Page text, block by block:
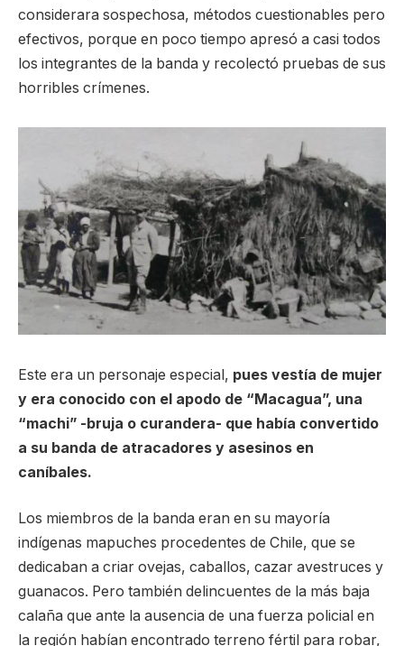
considerara sospechosa, métodos cuestionables pero
efectivos, porque en poco tiempo apresó a casi todos
los integrantes de la banda y recolectó pruebas de sus
horribles crímenes.
Este era un personaje especial, pues vestía de mujer
y era conocido con el apodo de “Macagua”, una
“machi” -bruja o curandera- que había convertido
a su banda de atracadores y asesinos en
caníbales.
Los miembros de la banda eran en su mayoría
indígenas mapuches procedentes de Chile, que se
dedicaban a criar ovejas, caballos, cazar avestruces y
guanacos. Pero también delincuentes de la más baja
calaña que ante la ausencia de una fuerza policial en
la región habían encontrado terreno fértil para robar,